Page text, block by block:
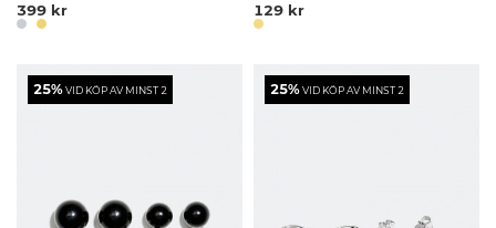
399 kr
129 kr
25%VID KÖP AV MINST 2 25%VID KÖP AV MINST 2